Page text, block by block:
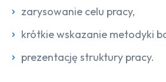
zarysowanie celu pracy,
krótkie wskazanie metodyki
prezentację struktury pracy.